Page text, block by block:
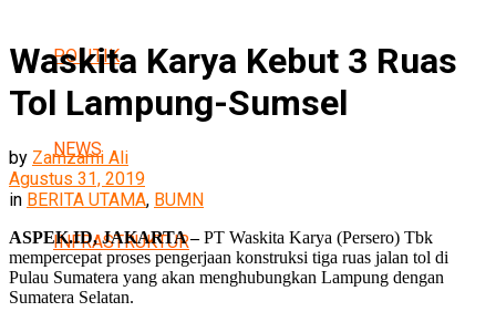
POLITIK
NEWS
INFRASTRUKTUR
Waskita Karya Kebut 3 Ruas
Tol Lampung-Sumsel
by Zamzami Ali
Agustus 31, 2019
in BERITA UTAMA, BUMN
ASPEK.ID, JAKARTA –PT Waskita Karya (Persero) Tbk
mempercepat proses pengerjaan konstruksi tiga ruas jalan tol di
Pulau Sumatera yang akan menghubungkan Lampung dengan
Sumatera Selatan.